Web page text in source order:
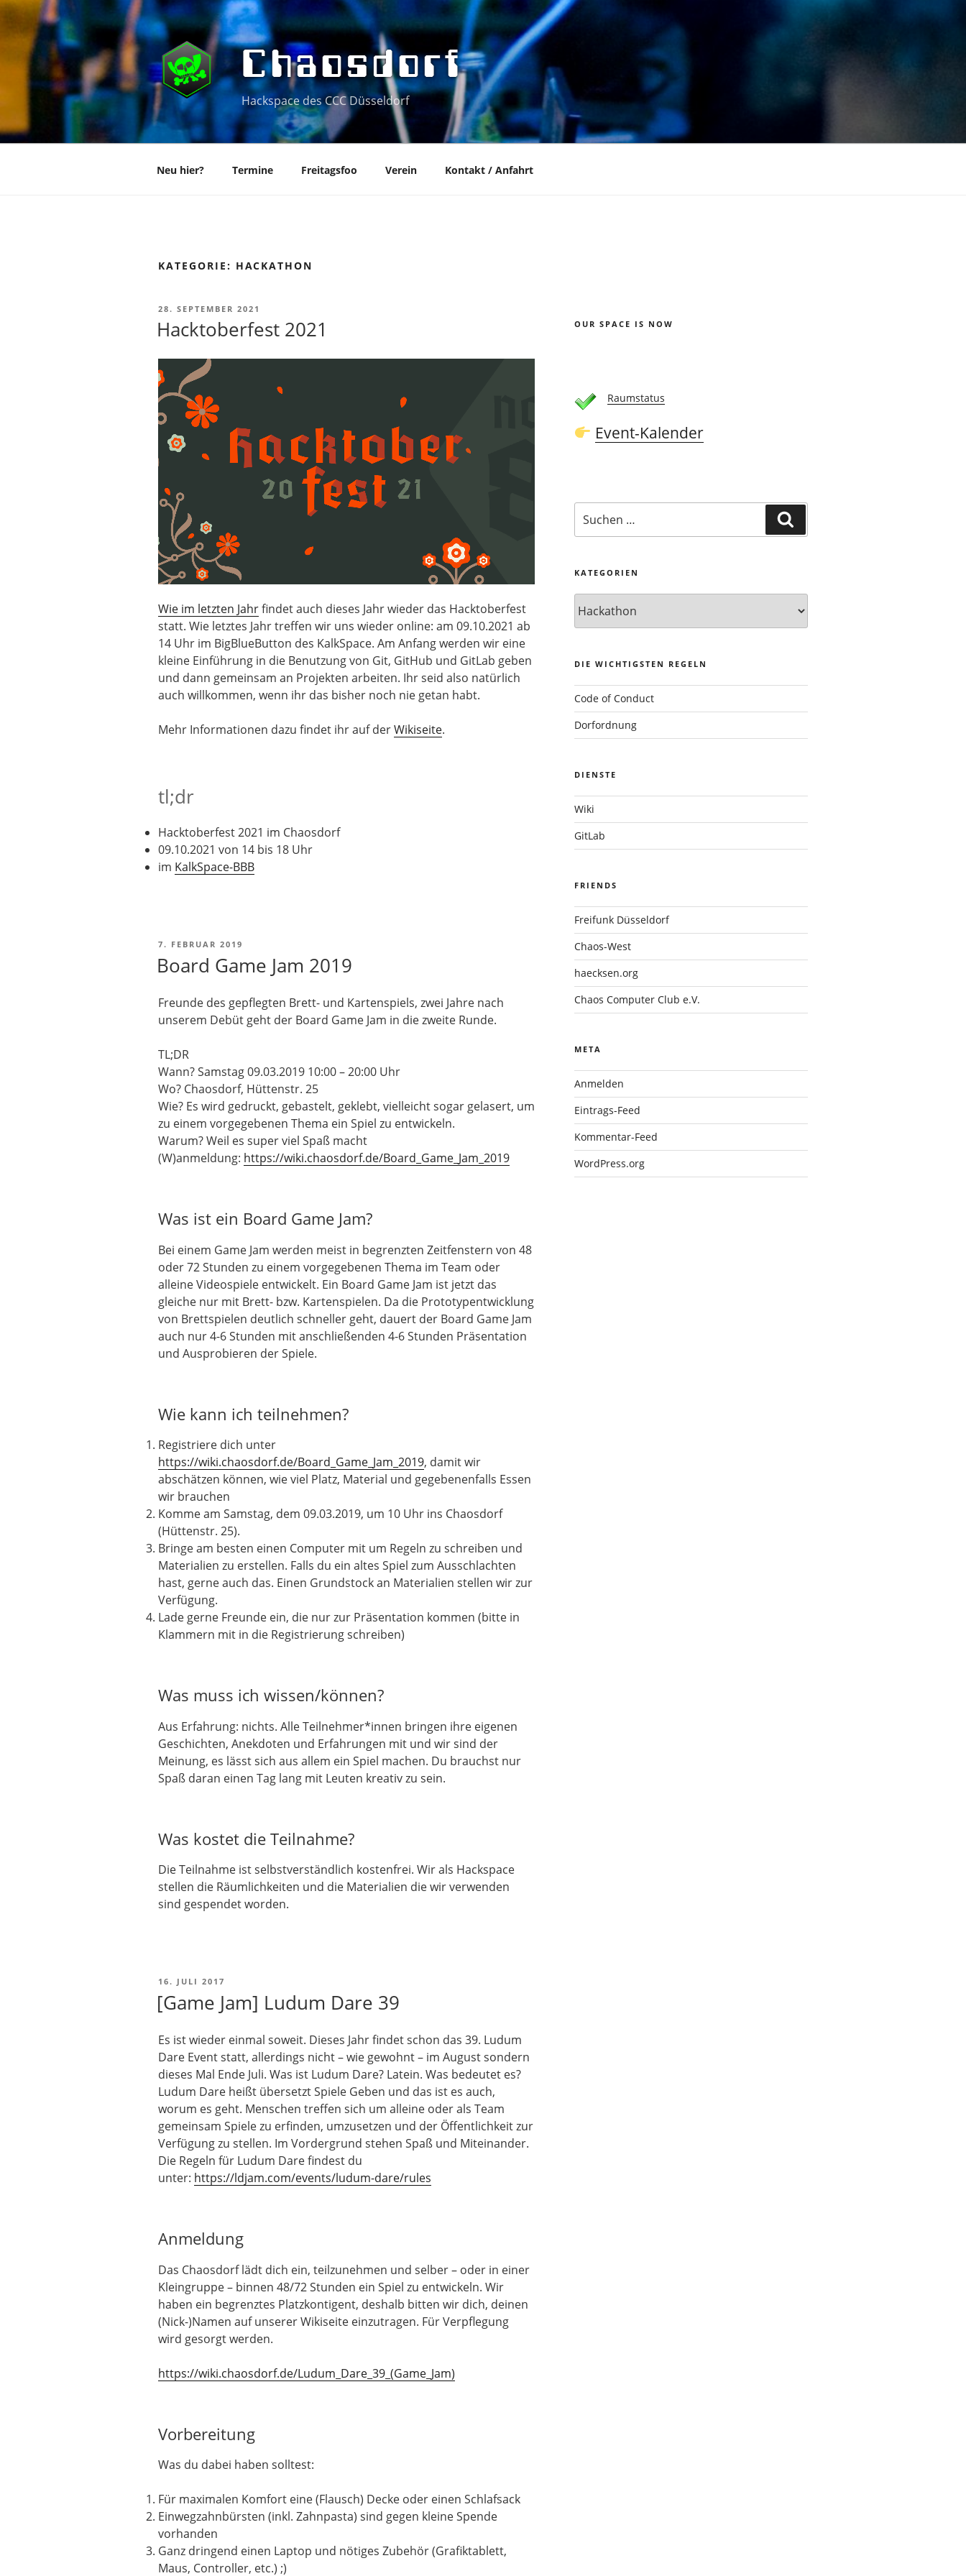
Zum
springen
Chaosdorf
Hackspace des CCC Düsseldorf
Neu hier? Termine Freitagsfoo Verein Kontakt / Anfahrt
KATEGORIE: HACKATHON
VERÖFFENTLICHT
28. SEPTEMBER 2021
Hacktoberfest 2021
Wie im letzten Jahrfindet auch dieses Jahr wieder das Hacktoberfest
statt. Wie letztes Jahr treffen wir uns wieder online: am 09.10.2021 ab
14 Uhr im BigBlueButton des KalkSpace. Am Anfang werden wir eine
kleine Einführung in die Benutzung von Git, GitHub und GitLab geben
und dann gemeinsam an Projekten arbeiten. Ihr seid also natürlich
auch willkommen, wenn ihr das bisher noch nie getan habt.
Mehr Informationen dazu findet ihr auf derWikiseite.
tl;dr
Hacktoberfest 2021 im Chaosdorf
09.10.2021 von 14 bis 18 Uhr
im KalkSpace-BBB
VERÖFFENTLICHT
7. FEBRUAR 2019
Board Game Jam 2019
Freunde des gepflegten Brett- und Kartenspiels, zwei Jahre nach
unserem Debüt geht der Board Game Jam in die zweite Runde.
TL;DR
Wann? Samstag 09.03.2019 10:00 – 20:00 Uhr
Wo? Chaosdorf, Hüttenstr. 25
Wie? Es wird gedruckt, gebastelt, geklebt, vielleicht sogar gelasert, um
zu einem vorgegebenen Thema ein Spiel zu entwickeln.
Warum? Weil es super viel Spaß macht
(W)anmeldung: https://wiki.chaosdorf.de/Board_Game_Jam_2019
Was ist ein Board Game Jam?
Bei einem Game Jam werden meist in begrenzten Zeitfenstern von 48
oder 72 Stunden zu einem vorgegebenen Thema im Team oder
alleine Videospiele entwickelt. Ein Board Game Jam ist jetzt das
gleiche nur mit Brett- bzw. Kartenspielen. Da die Prototypentwicklung
von Brettspielen deutlich schneller geht, dauert der Board Game Jam
auch nur 4-6 Stunden mit anschließenden 4-6 Stunden Präsentation
und Ausprobieren der Spiele.
Wie kann ich teilnehmen?
Registriere dich unter
https://wiki.chaosdorf.de/Board_Game_Jam_2019, damit wir
abschätzen können, wie viel Platz, Material und gegebenenfalls Essen
wir brauchen
Komme am Samstag, dem 09.03.2019, um 10 Uhr ins Chaosdorf
(Hüttenstr. 25).
Bringe am besten einen Computer mit um Regeln zu schreiben und
Materialien zu erstellen. Falls du ein altes Spiel zum Ausschlachten
hast, gerne auch das. Einen Grundstock an Materialien stellen wir zur
Verfügung.
Lade gerne Freunde ein, die nur zur Präsentation kommen (bitte in
Klammern mit in die Registrierung schreiben)
Was muss ich wissen/können?
Aus Erfahrung: nichts. Alle Teilnehmer*innen bringen ihre eigenen
Geschichten, Anekdoten und Erfahrungen mit und wir sind der
Meinung, es lässt sich aus allem ein Spiel machen. Du brauchst nur
Spaß daran einen Tag lang mit Leuten kreativ zu sein.
Was kostet die Teilnahme?
Die Teilnahme ist selbstverständlich kostenfrei. Wir als Hackspace
stellen die Räumlichkeiten und die Materialien die wir verwenden
sind gespendet worden.
VERÖFFENTLICHT
16. JULI 2017
[Game Jam] Ludum Dare 39
Es ist wieder einmal soweit. Dieses Jahr findet schon das 39. Ludum
Dare Event statt, allerdings nicht – wie gewohnt – im August sondern
dieses Mal Ende Juli. Was ist Ludum Dare? Latein. Was bedeutet es?
Ludum Dare heißt übersetzt Spiele Geben und das ist es auch,
worum es geht. Menschen treffen sich um alleine oder als Team
gemeinsam Spiele zu erfinden, umzusetzen und der Öffentlichkeit zur
Verfügung zu stellen. Im Vordergrund stehen Spaß und Miteinander.
Die Regeln für Ludum Dare findest du
unter: https://ldjam.com/events/ludum-dare/rules
Anmeldung
Das Chaosdorf lädt dich ein, teilzunehmen und selber – oder in einer
Kleingruppe – binnen 48/72 Stunden ein Spiel zu entwickeln. Wir
haben ein begrenztes Platzkontigent, deshalb bitten wir dich, deinen
(Nick-)Namen auf unserer Wikiseite einzutragen. Für Verpflegung
wird gesorgt werden.
https://wiki.chaosdorf.de/Ludum_Dare_39_(Game_Jam)
Vorbereitung
Was du dabei haben solltest:
Für maximalen Komfort eine (Flausch) Decke oder einen Schlafsack
Einwegzahnbürsten (inkl. Zahnpasta) sind gegen kleine Spende
vorhanden
Ganz dringend einen Laptop und nötiges Zubehör (Grafiktablett,
Maus, Controller, etc.) ;)
OUR SPACE IS NOW
Raumstatus
Event-Kalender
nach:
KATEGORIEN
DIE WICHTIGSTEN REGELN
Code of Conduct
Dorfordnung
DIENSTE
Wiki
GitLab
FRIENDS
Freifunk Düsseldorf
Chaos-West
haecksen.org
Chaos Computer Club e.V.
META
Anmelden
Eintrags-Feed
Kommentar-Feed
WordPress.org